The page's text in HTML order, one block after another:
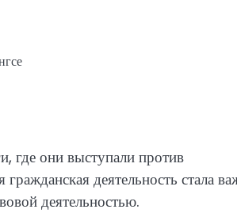
где они выступали против
деятельность стала
деятельностью.